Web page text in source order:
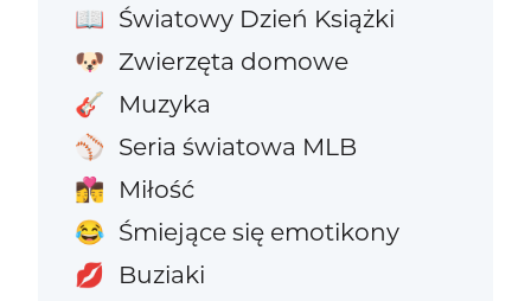
📖 Światowy Dzień Książki
🐶 Zwierzęta domowe
🎸 Muzyka
⚾ Seria światowa MLB
👩‍❤️‍💋‍👨 Miłość
😂 Śmiejące się emotikony
💋 Buziaki